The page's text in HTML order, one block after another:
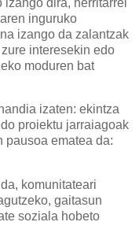
inguruko
izango da zalantzak
interesekin edo
moduren bat
izaten: ekintza
proiektu jarraiagoak
pausoa ematea da:
komunitateari
gaitasun
soziala hobeto